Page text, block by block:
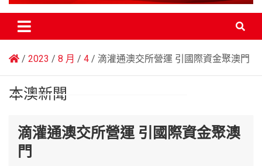
2023 8 月 4 滴灌通澳交所營運 引國際資金聚澳門
本澳新聞
滴灌通澳交所營運 引國際資金聚澳
門